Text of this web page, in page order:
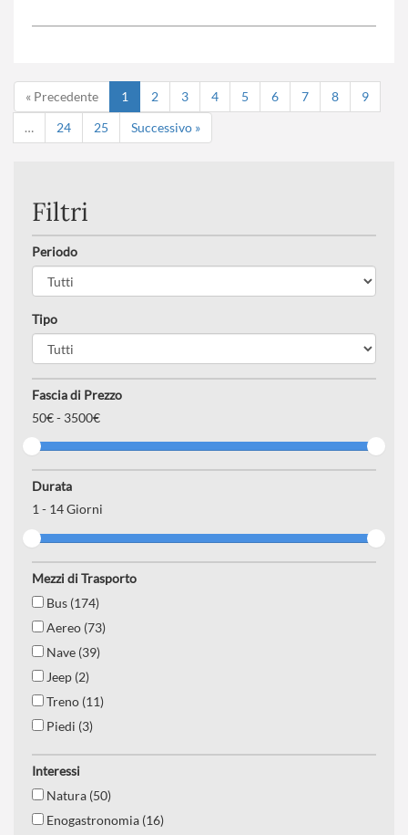
« Precedente 1 2 3 4 5 6 7 8
9
…
24 25 Successivo »
Filtri
Periodo
Tipo
Fascia di Prezzo
50€ - 3500€
Durata
1- 14Giorni
Mezzi di Trasporto
Bus (174)
Aereo (73)
Nave (39)
Jeep (2)
Treno (11)
Piedi (3)
Interessi
Natura (50)
Enogastronomia (16)